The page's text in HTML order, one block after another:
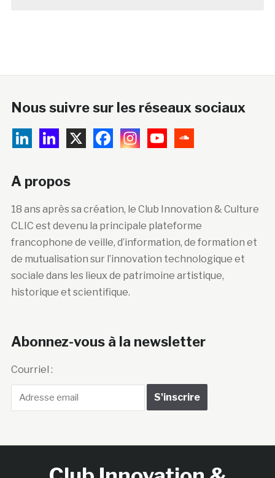
Nous suivre sur les réseaux sociaux
A propos
18 ans après sa création, le Club Innovation & Culture
CLIC est devenu la principale plateforme
francophone de veille, d’information, de formation et
de mutualisation sur l’innovation technologique et
sociale dans les lieux de patrimoine artistique,
historique et scientifique.
Abonnez-vous à la newsletter
Courriel :